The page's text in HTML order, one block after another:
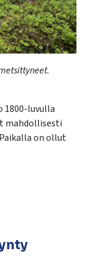
1800-luvulla
mahdollisesti
Paikallaonollut